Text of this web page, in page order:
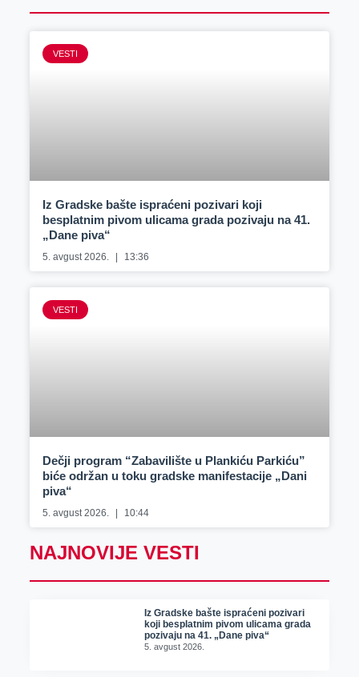
VESTI
Iz Gradske bašte ispraćeni pozivari koji
besplatnim pivom ulicama grada pozivaju na 41.
„Dane piva“
5. avgust 2026. 13:36
VESTI
Dečji program “Zabavilište u Plankiću Parkiću”
biće održan u toku gradske manifestacije „Dani
piva“
5. avgust 2026. 10:44
NAJNOVIJE VESTI
Iz Gradske bašte ispraćeni pozivari
koji besplatnim pivom ulicama grada
pozivaju na 41. „Dane piva“
5. avgust 2026.